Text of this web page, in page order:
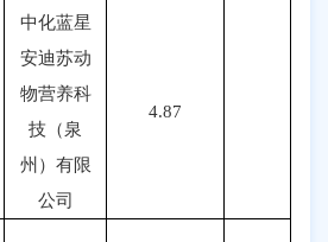
中化蓝星
安迪苏动
物营养科
技（泉
州）有限
公司
4.87